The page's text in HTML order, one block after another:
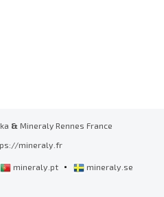
& Mineraly Rennes France
mineraly.fr
mineraly.pt • mineraly.se